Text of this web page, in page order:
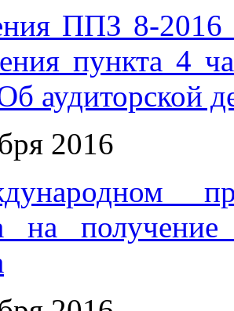
ППЗ 8-
пункта 4
аудиторской
2016
на получение